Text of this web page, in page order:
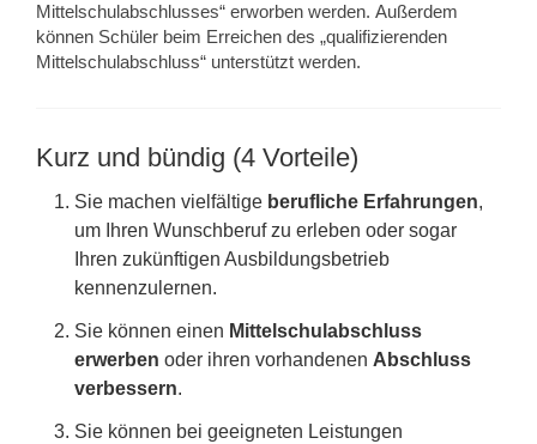
Mittelschulabschlusses“ erworben werden. Außerdem
können Schüler beim Erreichen des „qualifizierenden
Mittelschulabschluss“ unterstützt werden.
Kurz und bündig (4 Vorteile)
Sie machen vielfältige berufliche Erfahrungen,
um Ihren Wunschberuf zu erleben oder sogar
Ihren zukünftigen Ausbildungsbetrieb
kennenzulernen.
Sie können einen Mittelschulabschluss
erwerben oder ihren vorhandenen Abschluss
verbessern.
Sie können bei geeigneten Leistungen